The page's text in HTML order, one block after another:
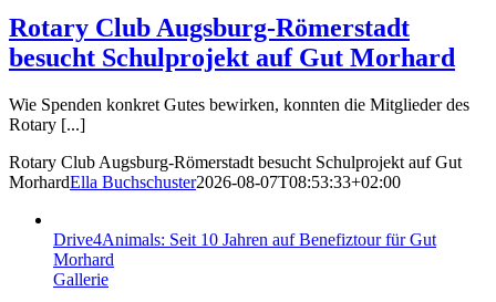
Rotary Club Augsburg-Römerstadt
besucht Schulprojekt auf Gut Morhard
Wie Spenden konkret Gutes bewirken, konnten die Mitglieder des
Rotary [...]
Rotary Club Augsburg-Römerstadt besucht Schulprojekt auf Gut
MorhardElla Buchschuster2026-08-07T08:53:33+02:00
Drive4Animals: Seit 10 Jahren auf Benefiztour für Gut
Morhard
Gallerie